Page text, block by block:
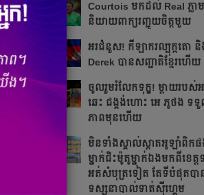
Courtois មក​ដល់​ Real ភ្លា
និយាយ​ពាក្យ​រញ្ជួយ​ចិត្ត​មួយ​
អរ​ជំនួស!​ កីឡាករ​ល្បុក្កតោ​ និង​
Derek​ បាន​សញ្ជាតិ​ខ្មែរ​ហើយ​
ចូលរួម​រំលែក​ទុក្ខ​! ម្ដាយ​របស់​
ឆេះ​ ជង្គង់​ហោះ​ អេ​ ភូថង​ ទ
ភាព​មុន​ហើយ
មិនទាំងស្គាល់ស្តាតអូឡាំពិក
ម្នាក់ជិះម៉ូតូម្នាក់ឯងមកពីខេត្
អត់សំបុត្រទៀត តែ​ទី​បំផុត​ប
ទស្សនា​បាល់ទាត់ស៊ីហ្គេម